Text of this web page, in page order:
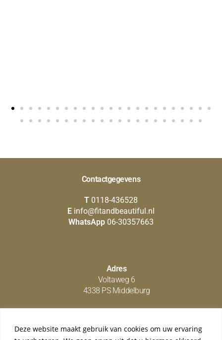
Deze website maakt gebruik van cookies om uw ervaring
Contactgegevens
T 0118-436528
E info@fitandbeautiful.nl
WhatsApp 06-30357663
Adres
Voltaweg 6
4338 PS Middelburg
Social media